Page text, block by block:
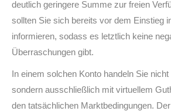
deutlich geringere Summe zur freien
sollten Sie sich bereits vor dem Einstieg
informieren, sodass es letztlich keine
Überraschungen gibt.
In einem solchen Konto handeln Sie
sondern ausschließlich mit virtuellem
den tatsächlichen Marktbedingungen.